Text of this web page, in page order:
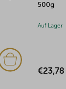
Auf Lager
€40,51